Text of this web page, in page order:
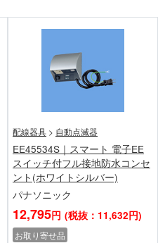
配線器具 > 自動点滅器
EE45534S｜スマート 電子EE
スイッチ付フル接地防水コンセ
ント(ホワイトシルバー)
パナソニック
12,795円 (税抜：11,632円)
お取り寄せ品